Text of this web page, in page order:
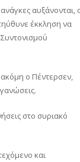
αυξάνονται,
έκκληση να
ακόμη ο Πέντερσεν,
στο συριακό
και